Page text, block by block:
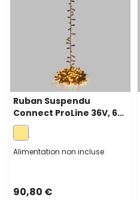
Ruban Suspendu
Connect ProLine 36V, 6
m, 300 maxiled blanc
chaud, câble vert
Alimentation non incluse
90,80 €